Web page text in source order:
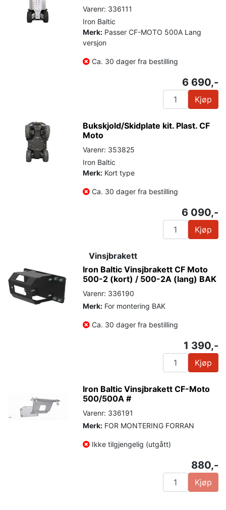
Varenr: 336111
Iron Baltic
Merk: Passer CF-MOTO 500A Lang
versjon
Ca. 30 dager fra bestilling
6 690,-
Kjøp
Bukskjold/Skidplate kit. Plast. CF
Moto
Varenr: 353825
Iron Baltic
Merk: Kort type
Ca. 30 dager fra bestilling
6 090,-
Kjøp
Vinsjbrakett
Iron Baltic Vinsjbrakett CF Moto
500-2 (kort) / 500-2A (lang) BAK
Varenr: 336190
Merk: For montering BAK
Ca. 30 dager fra bestilling
1 390,-
Kjøp
Iron Baltic Vinsjbrakett CF-Moto
500/500A #
Varenr: 336191
Merk: FOR MONTERING FORRAN
Ikke tilgjengelig (utgått)
880,-
Kjøp